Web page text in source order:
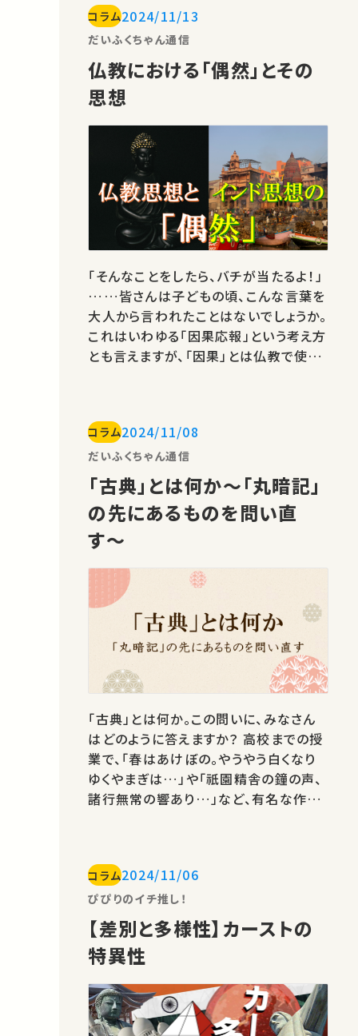
性」「歴史性」の4つの観点から詳しく解
説しています。 普段から使っている「こと
ば」について、佐藤先…
コラム2024/11/13
だいふくちゃん通信
仏教における「偶然」とその
思想
「そんなことをしたら、バチが当たるよ！」
……皆さんは子どもの頃、こんな言葉を
大人から言われたことはないでしょうか。
これはいわゆる「因果応報」という考え方
とも言えますが、「因果」とは仏教で使わ
然」いいことがあった、または悪いことが
あった、という概念はあり得るのでしょう
か？本講義では、仏教学者…
コラム2024/11/08
だいふくちゃん通信
「古典」とは何か〜「丸暗記」
の先にあるものを問い直
す〜
「古典」とは何か。この問いに、みなさん
はどのように答えますか？ 高校までの授
業で、「春はあけぼの。やうやう白くなり
ゆくやまぎは…」や「祇園精舎の鐘の声、
諸行無常の響あり…」など、有名な作品
作品は数多くあります。「古典」を読むに
あたって、古典文法や古文単語をたくさ
ん覚えさせられることもありま…
コラム2024/11/06
ぴぴりのイチ推し！
【差別と多様性】カーストの
特異性